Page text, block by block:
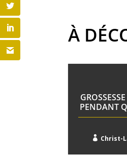
À
PENDANT
 Christ-